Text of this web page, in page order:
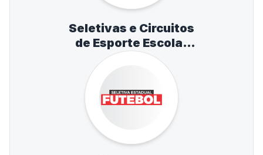
Seletivas e Circuitos
de Esporte Escolar
de Atletismo,
Natação e Tênis de
Mesa